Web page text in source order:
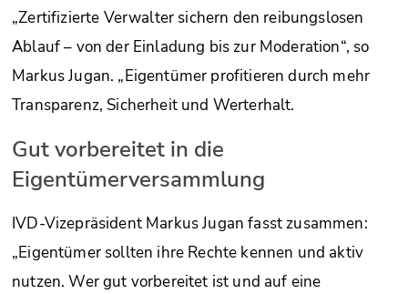
„Zertifizierte Verwalter sichern den reibungslosen
Ablauf – von der Einladung bis zur Moderation“, so
Markus Jugan. „Eigentümer profitieren durch mehr
Transparenz, Sicherheit und Werterhalt.
Gut vorbereitet in die
Eigentümerversammlung
IVD-Vizepräsident Markus Jugan fasst zusammen:
„Eigentümer sollten ihre Rechte kennen und aktiv
nutzen. Wer gut vorbereitet ist und auf eine